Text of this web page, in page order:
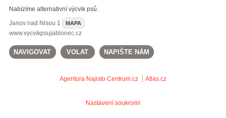
Nabízíme alternativní výcvik psů.
Janov nad Nisou 1 MAPA
www.vycvikpsujablonec.cz
NAVIGOVAT VOLAT NAPIŠTE NÁM
Agentura Najisto Centrum.cz Atlas.cz
Nastavení soukromí